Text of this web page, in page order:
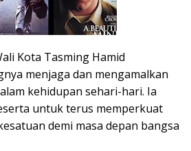
Kota Tasming Hamid
menjaga dan mengamalkan
kehidupan sehari-hari. Ia
untuk terus memperkuat
demi masa depan bangsa